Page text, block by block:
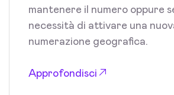
mantenere il numero oppure
necessità di attivare una
numerazione geografica.
Approfondisci